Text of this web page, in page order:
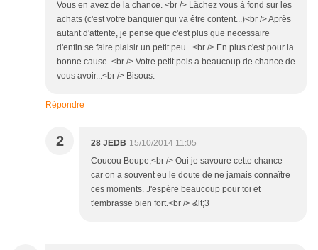
Vous en avez de la chance. <br /> Lâchez vous à fond sur les
achats (c'est votre banquier qui va être content...)<br /> Après
autant d'attente, je pense que c'est plus que necessaire
d'enfin se faire plaisir un petit peu...<br /> En plus c'est pour la
bonne cause. <br /> Votre petit pois a beaucoup de chance de
vous avoir...<br /> Bisous.
Répondre
2 28 JEDB 15/10/2014 11:05
Coucou Boupe,<br /> Oui je savoure cette chance
car on a souvent eu le doute de ne jamais connaître
ces moments. J'espère beaucoup pour toi et
t'embrasse bien fort.<br /> &lt;3